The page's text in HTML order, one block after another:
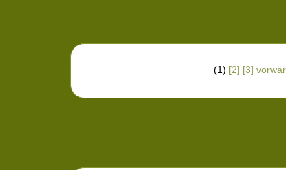
(1) [2] [3]